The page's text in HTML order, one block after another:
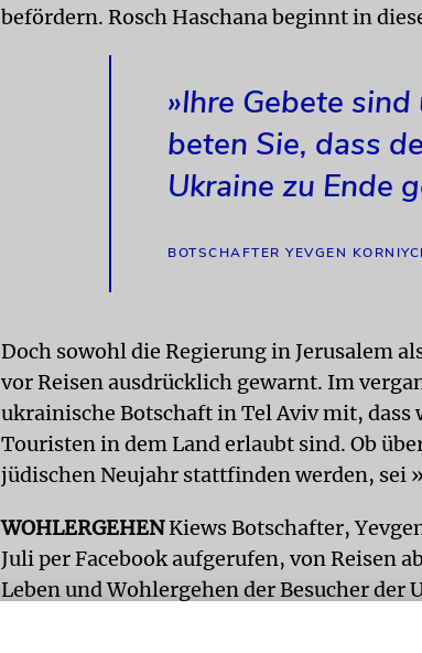
befördern. Rosch Haschana beginnt in
»Ihre Gebete
beten Sie, dass
Ukraine zu Ende
BOTSCHAFTER YEVGEN
Doch sowohl die Regierung in Jerusalem
vor Reisen ausdrücklich gewarnt. Im
ukrainische Botschaft in Tel Aviv mit, dass
Touristen in dem Land erlaubt sind. Ob
jüdischen Neujahr stattfinden werden, sei
WOHLERGEHENKiews Botschafter,
Juli per Facebook aufgerufen, von Reisen
Leben und Wohlergehen der Besucher der